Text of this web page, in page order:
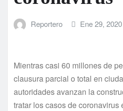
Reportero Ene 29, 2020
Mientras casi 60 millones de
clausura parcial o total en
autoridades avanzan la
tratar los casos de coronavirus